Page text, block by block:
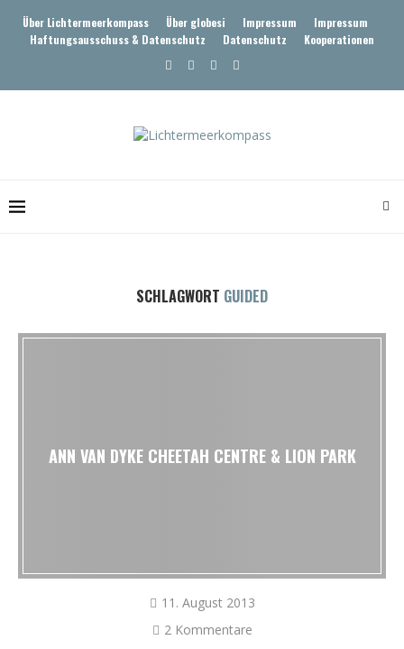
Über Lichtermeerkompass Über globesi Impressum
Impressum
Haftungsausschuss & Datenschutz
Datenschutz Kooperationen
SCHLAGWORT GUIDED
ANN VAN DYKE CHEETAH CENTRE & LION PARK
11. August 2013
2 Kommentare